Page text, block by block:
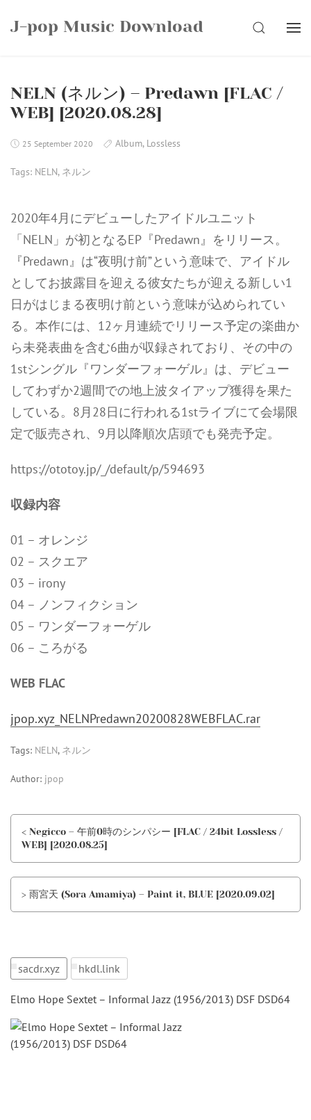
J-pop Music Download SEARCH
NELN (ネルン) – Predawn [FLAC /
WEB] [2020.08.28]
25 September 2020 Album, Lossless
Tags: NELN, ネルン
2020年4月にデビューしたアイドルユニット
「NELN」が初となるEP『Predawn』をリリース。
『Predawn』は“夜明け前”という意味で、アイドル
としてお披露目を迎える彼女たちが迎える新しい1
日がはじまる夜明け前という意味が込められてい
る。本作には、12ヶ月連続でリリース予定の楽曲か
ら未発表曲を含む6曲が収録されており、その中の
1stシングル『ワンダーフォーゲル』は、デビュー
してわずか2週間での地上波タイアップ獲得を果た
している。8月28日に行われる1stライブにて会場限
定で販売され、9月以降順次店頭でも発売予定。
https://ototoy.jp/_/default/p/594693
収録内容
01 – オレンジ
02 – スクエア
03 – irony
04 – ノンフィクション
05 – ワンダーフォーゲル
06 – ころがる
WEB FLAC
jpop.xyz_NELNPredawn20200828WEBFLAC.rar
Tags: NELN, ネルン
Author: jpop
< Negicco – 午前0時のシンパシー [FLAC / 24bit Lossless /
WEB] [2020.08.25]
> 雨宮天 (Sora Amamiya) – Paint it, BLUE [2020.09.02]
sacdr.xyz hkdl.link
Elmo Hope Sextet – Informal Jazz (1956/2013) DSF DSD64